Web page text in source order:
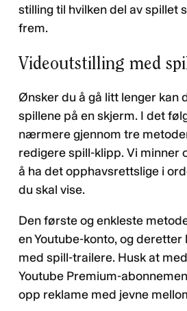
stilling til hvilken del av spillet
frem.
Videoutstilling med
Ønsker du å gå litt lenger kan
spillene på en skjerm. I det
nærmere gjennom tre
redigere spill-klipp. Vi minner
å ha det opphavsrettslige i
du skal vise.
Den første og enkleste
en Youtube-konto, og deretter
med spill-trailere. Husk at
Youtube Premium-
opp reklame med jevne